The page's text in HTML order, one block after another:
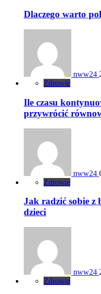
Dlaczego warto
nww24
Zdrowie
Ile czasu
przywrócić
nww24
Zdrowie
Jak radzić sobie z
dzieci
nww24
Zdrowie